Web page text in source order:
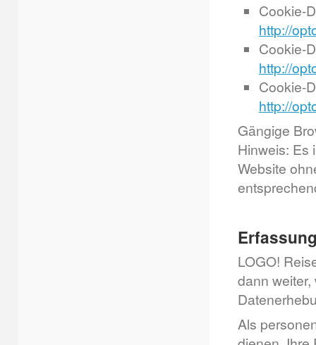
Cookie-
http://
Cookie-
http://
Cookie-
http://
Gängige
Hinweis: Es
Website
LOGO!
dann
Als